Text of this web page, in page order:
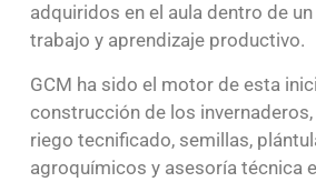
adquiridos en el aula dentro de
trabajo y aprendizaje productivo.
GCM ha sido el motor de esta
construcción de los
riego tecnificado, semillas,
agroquímicos y asesoría técnica